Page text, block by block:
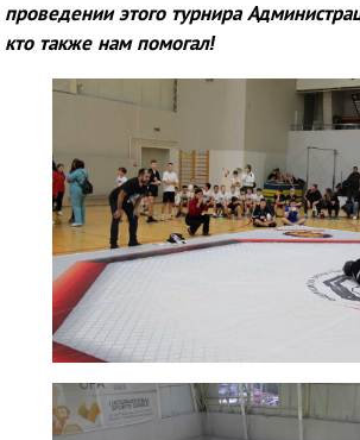
проведении этого турнира
кто также нам помогал!